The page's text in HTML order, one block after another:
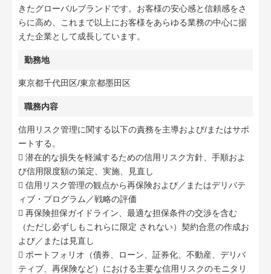
きたグローバルブランドです。お客様の安心感と信頼感をさ
らに高め、これまで以上にお客様をあらゆる業務の中心に据
えた企業として成長しています。
勤務地
東京都千代田区/東京都墨田区
職務内容
信用リスク管理に関する以下の責務を主導および/またはサポ
ートする。
 潜在的な損失を軽減するための信用リスク方針、手順およ
び信用限度額の策定、実施、見直し
 信用リスク管理の観点から再保険および／またはデリバテ
ィブ・プログラム／戦略の評価
 再保険担保ガイドライン、最適な担保条件の交渉を含む
（ただし必ずしもこれらに限定 されない）契約合意の作成お
よび／または見直し
 ポートフォリオ（債券、ローン、証券化、不動産、デリバ
ティブ、再保険など）における主要な信用リスクのモニタリ